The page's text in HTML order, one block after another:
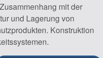
mit der
und Lagerung von
Konstruktion